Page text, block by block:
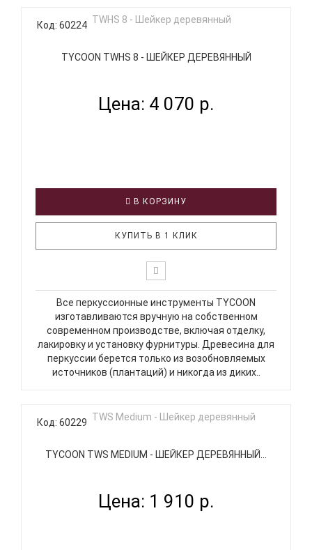
Код: 60224
TYCOON TWHS 8 - ШЕЙКЕР ДЕРЕВЯННЫЙ
Цена: 4 070 р.
В КОРЗИНУ
КУПИТЬ В 1 КЛИК
Все перкуссионные инструменты TYCOON
изготавливаются вручную на собственном
современном производстве, включая отделку,
лакировку и установку фурнитуры. Древесина для
перкуссии берется только из возобновляемых
источников (плантаций) и никогда из диких..
Код: 60229
TYCOON TWS МEDIUM - ШЕЙКЕР ДЕРЕВЯННЫЙ...
Цена: 1 910 р.